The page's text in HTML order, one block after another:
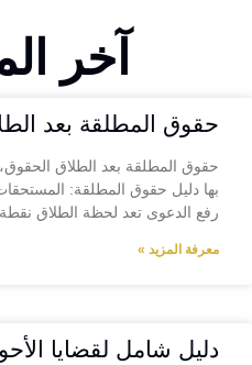
آخر
حقوق المطلقة بعد
حقوق المطلقة بعد الطلاق الحقوق،
بها دليل حقوق المطلقة:
رفع الدعوى تعد لحظة الطلاق
معرفة المزيد »
دليل شامل لقضايا